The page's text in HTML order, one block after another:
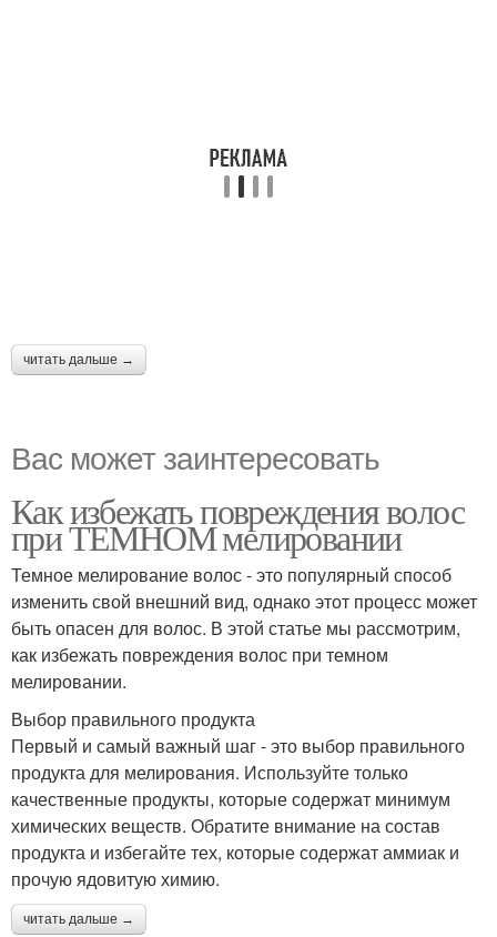
читать дальше →
Вас может заинтересовать
Как избежать повреждения волос
при ТЕМНОМ мелировании
Темное мелирование волос - это популярный способ
изменить свой внешний вид, однако этот процесс может
быть опасен для волос. В этой статье мы рассмотрим,
как избежать повреждения волос при темном
мелировании.
Выбор правильного продукта
Первый и самый важный шаг - это выбор правильного
продукта для мелирования. Используйте только
качественные продукты, которые содержат минимум
химических веществ. Обратите внимание на состав
продукта и избегайте тех, которые содержат аммиак и
прочую ядовитую химию.
читать дальше →